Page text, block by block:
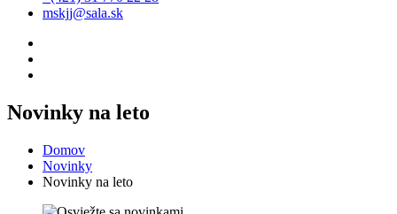
mskjj@sala.sk
Novinky na leto
Domov
Novinky
Novinky na leto